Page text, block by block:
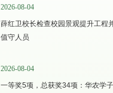
2026-08-04
薛红卫校长检查校园景观提升工程
值守人员
2026-08-04
一等奖5项，总获奖34项：华农学